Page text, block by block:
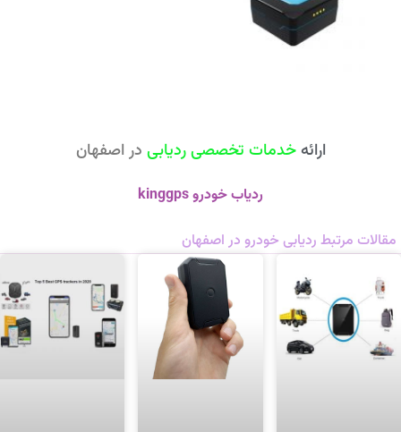
ارائه خدمات تخصصیردیابی در اصفهان
ردیاب خودرو kinggps
مقالات مرتبط ردیابی خودرو در اصفهان